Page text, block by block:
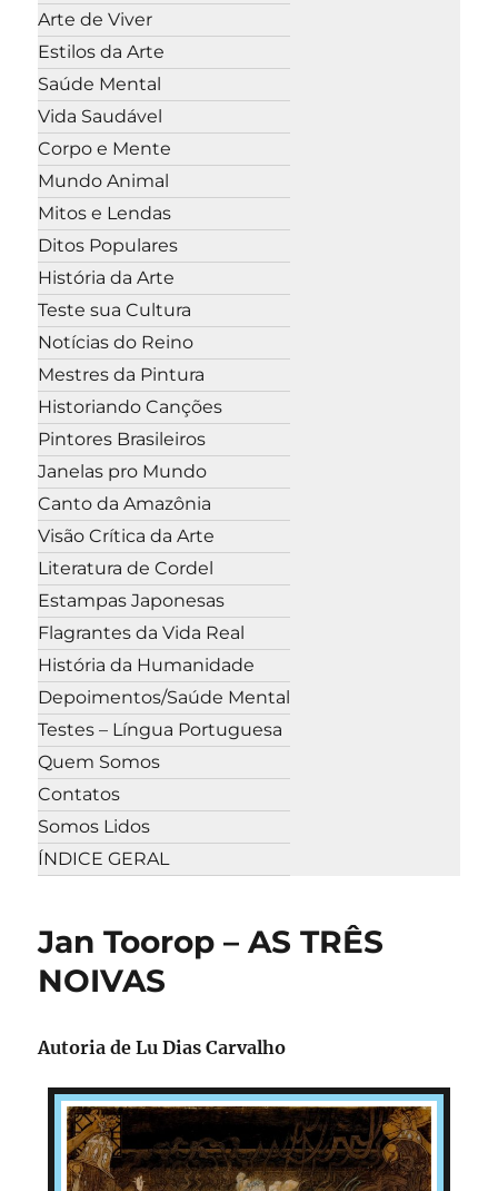
Arte de Viver
Estilos da Arte
Saúde Mental
Vida Saudável
Corpo e Mente
Mundo Animal
Mitos e Lendas
Ditos Populares
História da Arte
Teste sua Cultura
Notícias do Reino
Mestres da Pintura
Historiando Canções
Pintores Brasileiros
Janelas pro Mundo
Canto da Amazônia
Visão Crítica da Arte
Literatura de Cordel
Estampas Japonesas
Flagrantes da Vida Real
História da Humanidade
Depoimentos/Saúde Mental
Testes – Língua Portuguesa
Quem Somos
Contatos
Somos Lidos
ÍNDICE GERAL
Jan Toorop – AS TRÊS
NOIVAS
Autoria de Lu Dias Carvalho